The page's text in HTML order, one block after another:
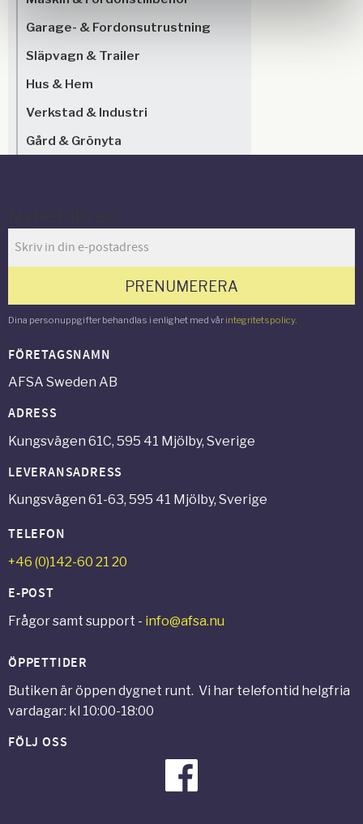
Garage- & Fordonsutrustning
Släpvagn & Trailer
Hus & Hem
Verkstad & Industri
Gård & Grönyta
PRENUMERERA
Dina personuppgifter behandlas i enlighet med vår integritetspolicy.
FÖRETAGSNAMN
AFSA Sweden AB
ADRESS
Kungsvägen 61C, 595 41 Mjölby, Sverige
LEVERANSADRESS
Kungsvägen 61-63, 595 41 Mjölby, Sverige
TELEFON
+46 (0)142-60 21 20
E-POST
Frågor samt support - info@afsa.nu
ÖPPETTIDER
Butiken är öppen dygnet runt. Vi har telefontid helgfria
vardagar: kl 10:00-18:00
FÖLJ OSS